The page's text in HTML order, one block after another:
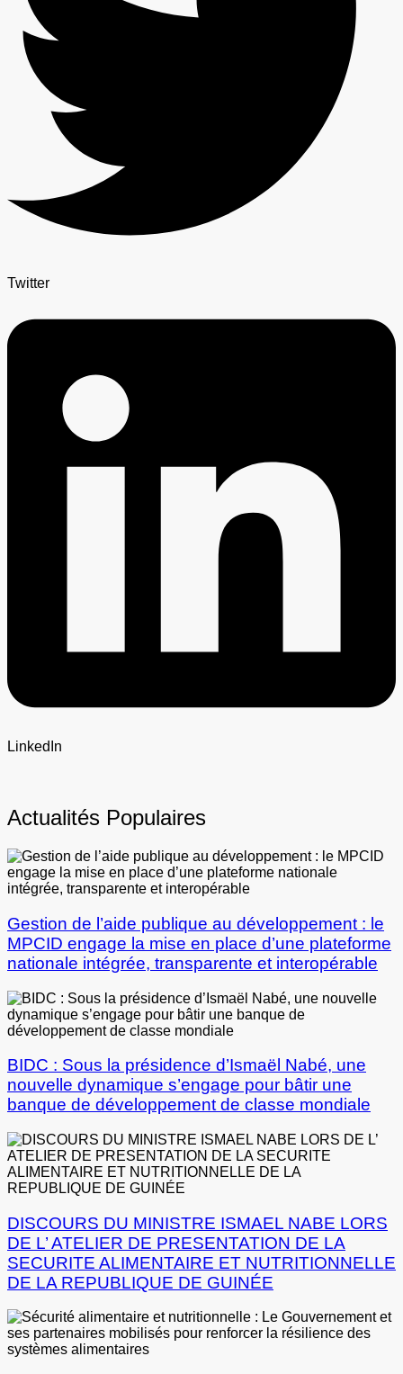
Twitter
LinkedIn
Actualités Populaires
Gestion de l’aide publique au développement : le
MPCID engage la mise en place d’une plateforme
nationale intégrée, transparente et interopérable
BIDC : Sous la présidence d’Ismaël Nabé, une
nouvelle dynamique s’engage pour bâtir une
banque de développement de classe mondiale
DISCOURS DU MINISTRE ISMAEL NABE LORS
DE L’ ATELIER DE PRESENTATION DE LA
SECURITE ALIMENTAIRE ET NUTRITIONNELLE
DE LA REPUBLIQUE DE GUINÉE